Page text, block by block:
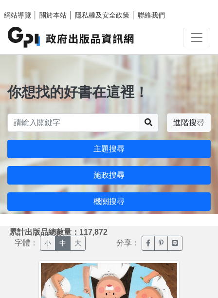
網站導覽
關於本站 隱私權及安全政策 聯絡我們
你想找的好書在這裡！
進階搜尋
主題搜尋
施政搜尋
機關搜尋
累計出版品總數量：117,872
字體： 小 中 大 分享： 臉書分享(另開新視窗)
噗浪分享(另開新
Line分享(另